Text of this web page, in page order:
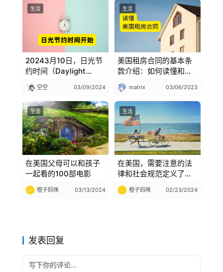
生活
20243月10日，日光节
约时间（Daylight
Saving Time, DST）开
始，将时间向前调一小
时
空空 03/09/2024
生活
美国租房合同的基本条
款介绍：如何读懂和评
估租赁协议
matrix 03/06/2023
生活
在美国父母可以和孩子
一起看的100部电影
橙子妈咪 03/13/2024
生活
在美国，需要注意的法
律和社会规范定义了日
常行为的界限
橙子妈咪 02/23/2024
发表回复